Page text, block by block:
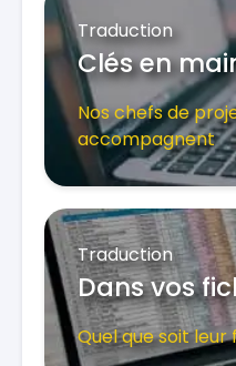
Traduction
Clés en
Nos chefs de
accompagnent
Traduction
Dans vos
Quel que soit